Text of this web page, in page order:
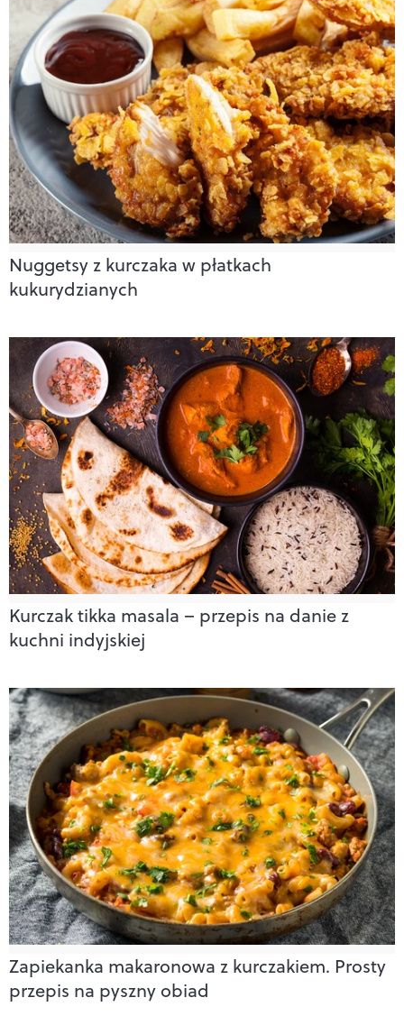
Nuggetsy z kurczaka w płatkach
kukurydzianych
Kurczak tikka masala – przepis na danie z
kuchni indyjskiej
Zapiekanka makaronowa z kurczakiem. Prosty
przepis na pyszny obiad